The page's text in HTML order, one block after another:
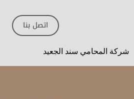
اتصل بنا
شركة المحامي سند الجعيد